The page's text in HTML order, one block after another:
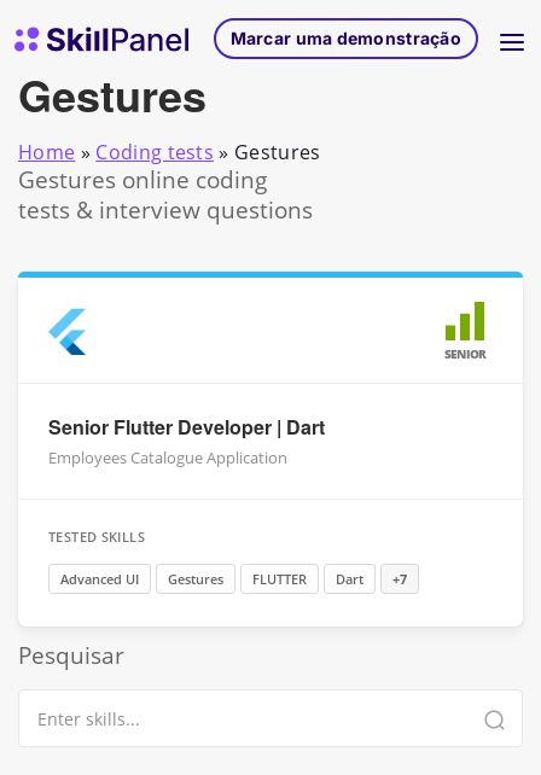
Página inicial do SkillPanelMarcar uma demonstração
Gestures
Home » Coding tests » Gestures
Gestures online coding
tests & interview questions
SENIOR
Senior Flutter Developer | Dart
Employees Catalogue Application
TESTED SKILLS
Advanced UI Gestures FLUTTER Dart +7
Pesquisar